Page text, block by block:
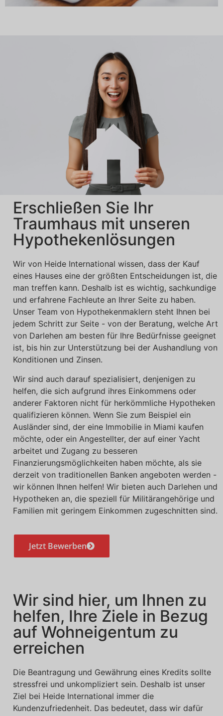
Erschließen Sie Ihr
Traumhaus mit unseren
Hypothekenlösungen
Wir von Heide International wissen, dass der Kauf
eines Hauses eine der größten Entscheidungen ist, die
man treffen kann. Deshalb ist es wichtig, sachkundige
und erfahrene Fachleute an Ihrer Seite zu haben.
Unser Team von Hypothekenmaklern steht Ihnen bei
jedem Schritt zur Seite - von der Beratung, welche Art
von Darlehen am besten für Ihre Bedürfnisse geeignet
ist, bis hin zur Unterstützung bei der Aushandlung von
Konditionen und Zinsen.
Wir sind auch darauf spezialisiert, denjenigen zu
helfen, die sich aufgrund ihres Einkommens oder
anderer Faktoren nicht für herkömmliche Hypotheken
qualifizieren können. Wenn Sie zum Beispiel ein
Ausländer sind, der eine Immobilie in Miami kaufen
möchte, oder ein Angestellter, der auf einer Yacht
arbeitet und Zugang zu besseren
Finanzierungsmöglichkeiten haben möchte, als sie
derzeit von traditionellen Banken angeboten werden -
wir können Ihnen helfen! Wir bieten auch Darlehen und
Hypotheken an, die speziell für Militärangehörige und
Familien mit geringem Einkommen zugeschnitten sind.
Jetzt Bewerben
Wir sind hier, um Ihnen zu
helfen, Ihre Ziele in Bezug
auf Wohneigentum zu
erreichen
Die Beantragung und Gewährung eines Kredits sollte
stressfrei und unkompliziert sein. Deshalb ist unser
Ziel bei Heide International immer die
Kundenzufriedenheit. Das bedeutet, dass wir dafür